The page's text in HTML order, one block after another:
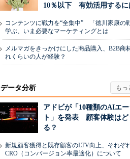
10％以下 有効活用するに
コンテンツに戦力を“全集中” 「徳川家康の
学ぶ、いま必要なマーケティングとは
メルマガをきっかけにした商品購入、B2B商
れくらいの人が経験？
データ分析
アドビが「10種類のAIエ
ト」を発表 顧客体験はど
る？
新規顧客獲得と既存顧客のLTV向上、それぞ
CRO（コンバージョン率最適化）について